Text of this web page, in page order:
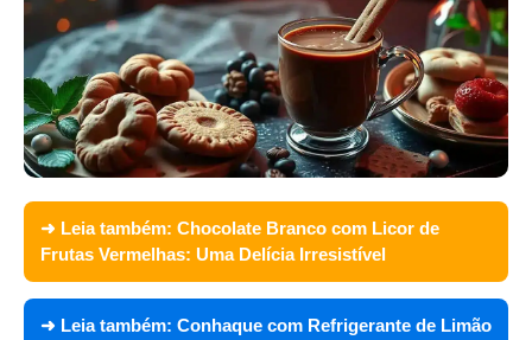
➜ Leia também: Chocolate Branco com Licor de
Frutas Vermelhas: Uma Delícia Irresistível
➜ Leia também: Conhaque com Refrigerante de Limão